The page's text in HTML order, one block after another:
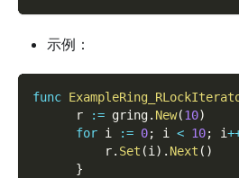
示例：
func
      r
:= gring. New(10)
for i := 0; i < 10; i
          r
. Set (i ) . Next ( )
}